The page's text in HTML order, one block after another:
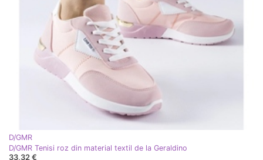
D/GMR
D/GMR Tenisi roz din material textil de la Geraldino
33,32 €